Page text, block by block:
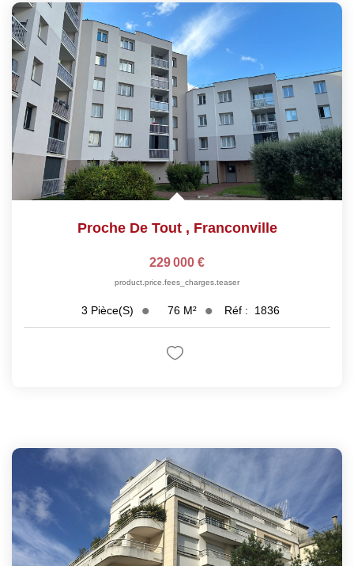
Proche De Tout , Franconville
229 000 €
product.price.fees_charges.teaser
3 Pièce(s) 76 M² Réf : 1836